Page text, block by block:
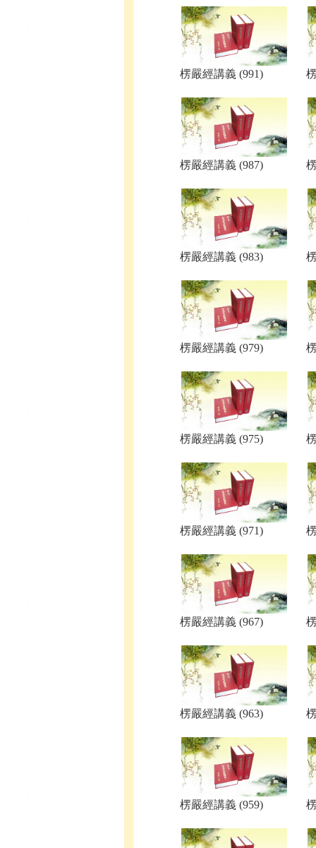
楞嚴經講義 (991)
楞嚴經講義 (987)
楞嚴經講義 (983)
楞嚴經講義 (979)
楞嚴經講義 (975)
楞嚴經講義 (971)
楞嚴經講義 (967)
楞嚴經講義 (963)
楞嚴經講義 (959)